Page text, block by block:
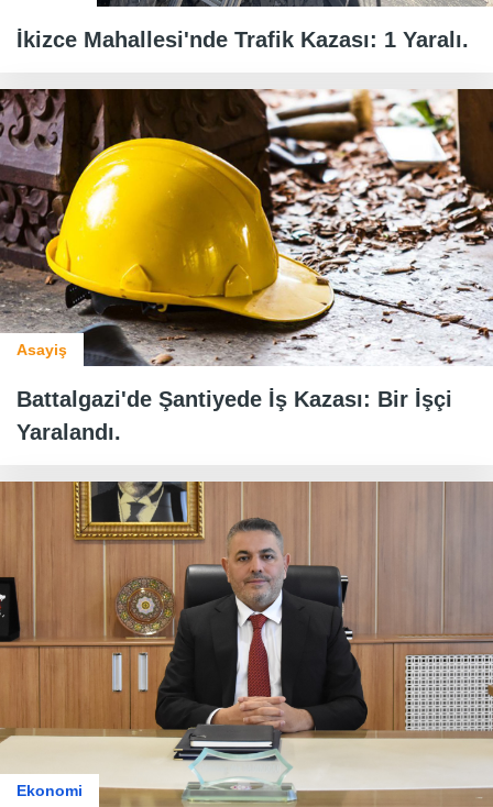
İkizce Mahallesi'nde Trafik Kazası: 1 Yaralı.
Asayiş
Battalgazi'de Şantiyede İş Kazası: Bir İşçi
Yaralandı.
Ekonomi